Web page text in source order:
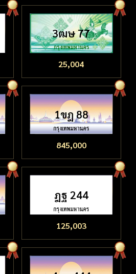
3ฒษ 77
25,004
1ขฎ 88
845,000
ฎฐ 244
125,003